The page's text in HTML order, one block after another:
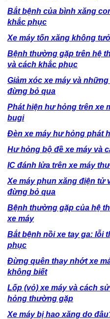
Bắt bệnh của bình xăng
khắc phục
Xe máy tốn xăng không
Bệnh thường gặp trên hệ
và cách khắc phục
Giảm xóc xe máy và
đừng bỏ qua
Phát hiện hư hỏng trên xe
bugi
Đèn xe máy hư hỏng phát
Hư hỏng bộ đề xe máy và
IC đánh lửa trên xe máy
Xe máy phun xăng điện tử
đừng bỏ qua
Bệnh thường gặp của hệ
xe máy
Bắt bệnh nồi xe tay ga: lỗi
phục
Đừng quên thay nhớt xe
không biết
Lốp (vỏ) xe máy và cách
hỏng thường gặp
Xe máy bị hao xăng do